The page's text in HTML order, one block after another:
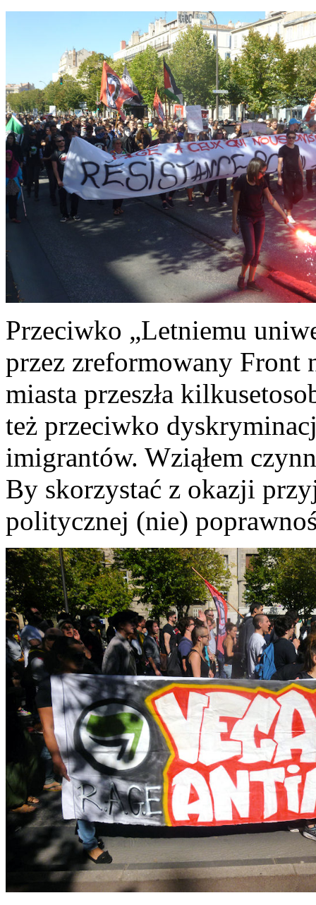
Przeciwko „Letniemu
przez zreformowany Front
miasta przeszła
też przeciwko
imigrantów. Wziąłem
By skorzystać z okazji
politycznej (nie)